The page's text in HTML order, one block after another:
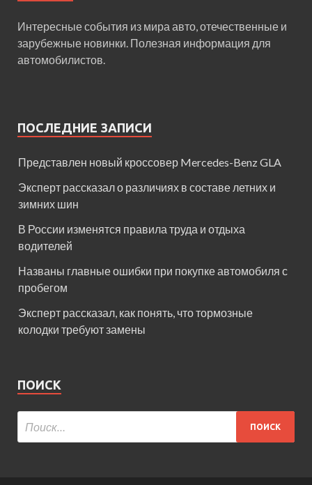
Интересные события из мира авто, отечественные и
зарубежные новинки. Полезная информация для
автомобилистов.
ПОСЛЕДНИЕ ЗАПИСИ
Представлен новый кроссовер Mercedes-Benz GLA
Эксперт рассказал о различиях в составе летних и
зимних шин
В России изменятся правила труда и отдыха
водителей
Названы главные ошибки при покупке автомобиля с
пробегом
Эксперт рассказал, как понять, что тормозные
колодки требуют замены
ПОИСК